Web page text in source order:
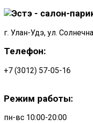
г. Улан-Удэ, ул.
Телефон:
+7 (3012) 57-05-16
Режим работы:
пн-вс 10:00-20:00